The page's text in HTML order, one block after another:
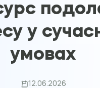
у
умовах
12.06.2026